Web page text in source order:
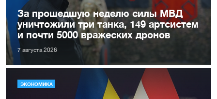
За прошедшую неделю силы МВД
уничтожили три танка, 149 артсистем
и почти 5000 вражеских дронов
7 августа 2026
ЭКОНОМИКА